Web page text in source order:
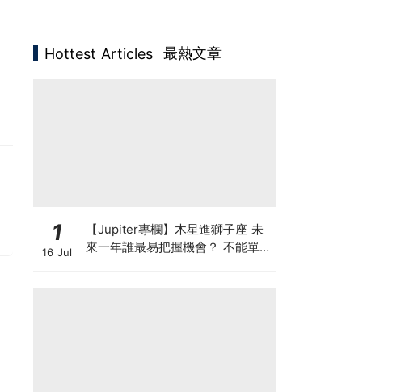
Hottest Articles 最熱文章
1
16 Jul
【Jupiter專欄】木星進獅子座 未
來一年誰最易把握機會？ 不能單靠